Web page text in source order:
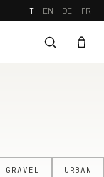
IT EN DE FR
GRAVEL URBAN